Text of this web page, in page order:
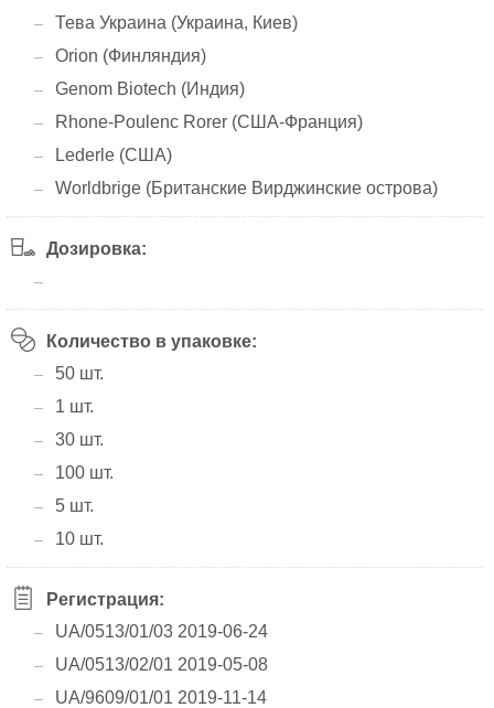
Тева Украина (Украина, Киев)
Orion (Финляндия)
Genom Biotech (Индия)
Rhone-Poulenc Rorer (США-Франция)
Lederle (США)
Worldbrige (Британские Вирджинские острова)
Дозировка:
Количество в упаковке:
50 шт.
1 шт.
30 шт.
100 шт.
5 шт.
10 шт.
Регистрация:
UA/0513/01/03 2019-06-24
UA/0513/02/01 2019-05-08
UA/9609/01/01 2019-11-14